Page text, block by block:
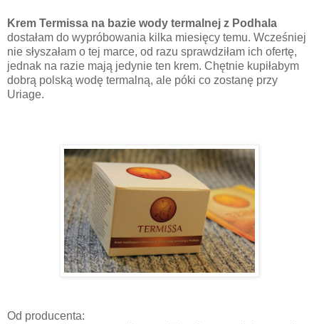
Krem Termissa na bazie wody termalnej z Podhala
dostałam do wypróbowania kilka miesięcy temu. Wcześniej
nie słyszałam o tej marce, od razu sprawdziłam ich ofertę,
jednak na razie mają jedynie ten krem. Chętnie kupiłabym
dobrą polską wodę termalną, ale póki co zostanę przy
Uriage.
Od producenta: